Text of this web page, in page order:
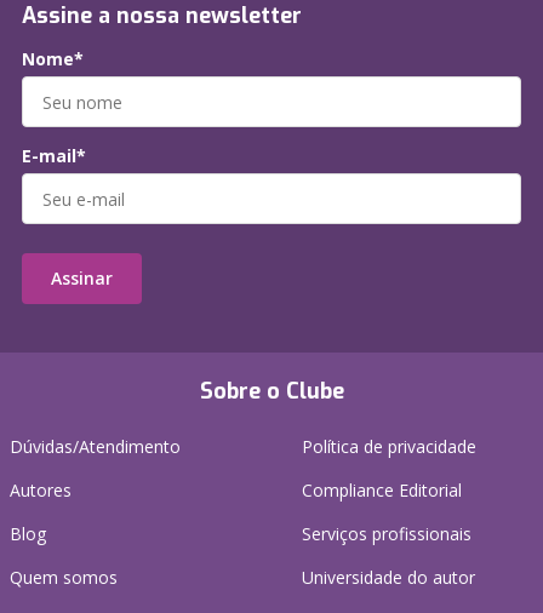
Sobre o Clube
Dúvidas/Atendimento
Autores
Blog
Quem somos
Política de privacidade
Compliance Editorial
Serviços profissionais
Universidade do autor
Assine a nossa newsletter
Nome*
E-mail*
Assinar